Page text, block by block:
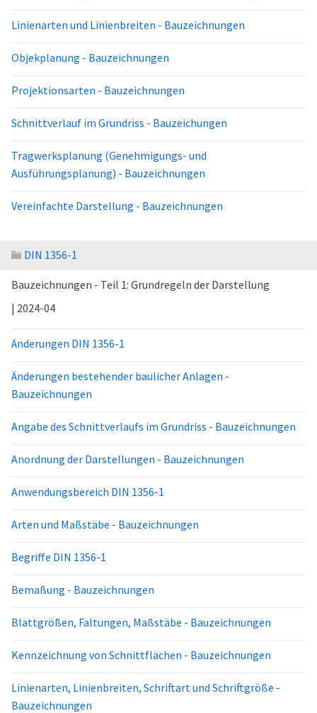
Linienarten und Linienbreiten - Bauzeichnungen
Objekplanung - Bauzeichnungen
Projektionsarten - Bauzeichnungen
Schnittverlauf im Grundriss - Bauzeichungen
Tragwerksplanung (Genehmigungs- und
Ausführungsplanung) - Bauzeichnungen
Vereinfachte Darstellung - Bauzeichnungen
DIN 1356-1
Bauzeichnungen - Teil 1: Grundregeln der Darstellung
| 2024-04
Änderungen DIN 1356-1
Änderungen bestehender baulicher Anlagen -
Bauzeichnungen
Angabe des Schnittverlaufs im Grundriss - Bauzeichnungen
Anordnung der Darstellungen - Bauzeichnungen
Anwendungsbereich DIN 1356-1
Arten und Maßstäbe - Bauzeichnungen
Begriffe DIN 1356-1
Bemaßung - Bauzeichnungen
Blattgrößen, Faltungen, Maßstäbe - Bauzeichnungen
Kennzeichnung von Schnittflächen - Bauzeichnungen
Linienarten, Linienbreiten, Schriftart und Schriftgröße -
Bauzeichnungen